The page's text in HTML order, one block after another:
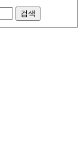
검색